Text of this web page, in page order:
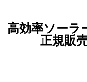
高効率ソーラ
正規販